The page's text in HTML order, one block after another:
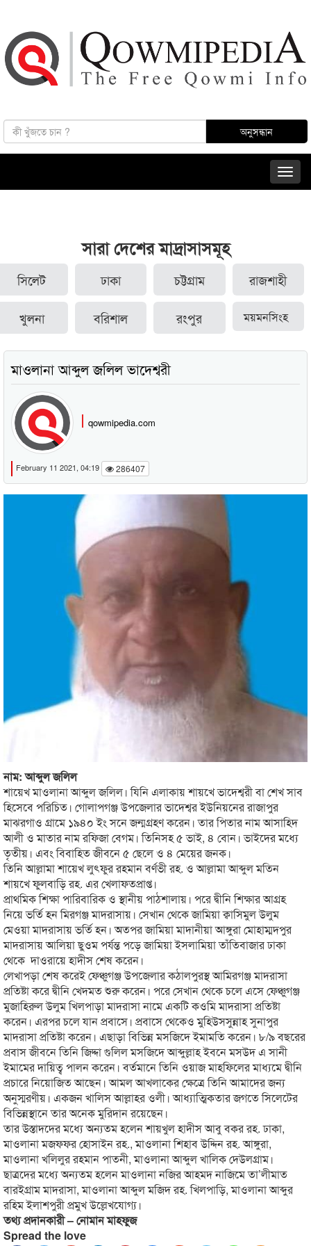
সারা দেশের মাদ্রাসাসমূহ
সিলেট ঢাকা চট্টগ্রাম রাজশাহী
খুলনা বরিশাল রংপুর ময়মনসিংহ
মাওলানা আব্দুল জলিল ভাদেশ্বরী
qowmipedia.com
February 11 2021, 04:19 286407
নাম: আব্দুল জলিল
শায়েখ মাওলানা আব্দুল জলিল। যিনি এলাকায় শায়খে ভাদেশ্বরী বা শেখ সাব
হিসেবে পরিচিত। গোলাপগঞ্জ উপজেলার ভাদেশ্বর ইউনিয়নের রাজাপুর
মাঝরগাও গ্রামে ১৯৪০ ইং সনে জন্মগ্রহণ করেন। তার পিতার নাম আসাহিদ
আলী ও মাতার নাম রফিজা বেগম। তিনিসহ ৫ ভাই, ৪ বোন। ভাইদের মধ্যে
তৃতীয়। এবং বিবাহিত জীবনে ৫ ছেলে ও ৪ মেয়ের জনক।
তিনি আল্লামা শায়েখ লুৎফুর রহমান বর্ণভী রহ. ও আল্লামা আব্দুল মতিন
শায়খে ফুলবাড়ি রহ. এর খেলাফতপ্রাপ্ত।
প্রাথমিক শিক্ষা পারিবারিক ও স্থানীয় পাঠশালায়। পরে দ্বীনি শিক্ষার আগ্রহ
নিয়ে ভর্তি হন মিরগঞ্জ মাদরাসায়। সেখান থেকে জামিয়া ক্বাসিমুল উলুম
মেওয়া মাদরাসায় ভর্তি হন। অতপর জামিয়া মাদানীয়া আঙ্গুরা মোহাম্মদপুর
মাদরাসায় আলিয়া ছুওম পর্যন্ত পড়ে জামিয়া ইসলামিয়া তাঁতিবাজার ঢাকা
থেকে দাওরায়ে হাদীস শেষ করেন।
লেখাপড়া শেষ করেই ফেঞ্চুগঞ্জ উপজেলার কঠালপুরস্থ আমিরগঞ্জ মাদরাসা
প্রতিষ্টা করে দ্বীনি খেদমত শুরু করেন। পরে সেখান থেকে চলে এসে ফেঞ্চুগঞ্জ
মুজাহিরুল উলুম খিলপাড়া মাদরাসা নামে একটি কওমি মাদরাসা প্রতিষ্টা
করেন। এরপর চলে যান প্রবাসে। প্রবাসে থেকেও মুহিউসসুন্নাহ সুনাপুর
মাদরাসা প্রতিষ্টা করেন। এছাড়া বিভিন্ন মসজিদে ইমামতি করেন। ৮/৯ বছরের
প্রবাস জীবনে তিনি জিদ্দা গুলিল মসজিদে আব্দুল্লাহ ইবনে মসউদ এ সানী
ইমামের দায়িত্ব পালন করেন। বর্তমানে তিনি ওয়াজ মাহফিলের মাধ্যমে দ্বীনি
প্রচারে নিয়োজিত আছেন। আমল আখলাকের ক্ষেত্রে তিনি আমাদের জন্য
অনুস্মরণীয়। একজন খালিস আল্লাহর ওলী। আধ্যাত্মিকতার জগতে সিলেটের
বিভিন্নস্থানে তার অনেক মুরিদান রয়েছেন।
তার উস্তাদদের মধ্যে অন্যতম হলেন শায়খুল হাদীস আবু বকর রহ. ঢাকা,
মাওলানা মজফফর হোসাইন রহ., মাওলানা শিহাব উদ্দিন রহ. আঙ্গুরা,
মাওলানা খলিলুর রহমান পাতনী, মাওলানা আব্দুল খালিক দেউলগ্রাম।
ছাত্রদের মধ্যে অন্যতম হলেন মাওলানা নজির আহমদ নাজিমে তা’লীমাত
বারইগ্রাম মাদরাসা, মাওলানা আব্দুল মজিদ রহ. খিলপাড়ি, মাওলানা আব্দুর
রহিম ইলাশপুরী প্রমুখ উল্লেখযোগ্য।
তথ্য প্রদানকারী – নোমান মাহফুজ
Spread the love